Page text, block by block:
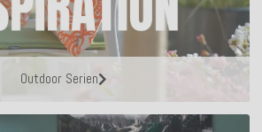
Outdoor Serien